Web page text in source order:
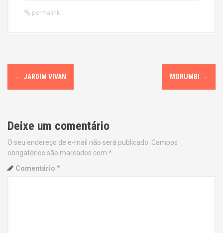
permalink
P
o
t
n
a
← JARDIM VIVAN MORUMBI →
Deixe um comentário
O seu endereço de e-mail não será publicado. Campos
obrigatórios são marcados com *
Comentário *